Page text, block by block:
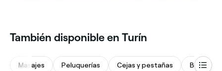
También disponible en Turín
Masajes Peluquerías Cejas y pestañas Barberías